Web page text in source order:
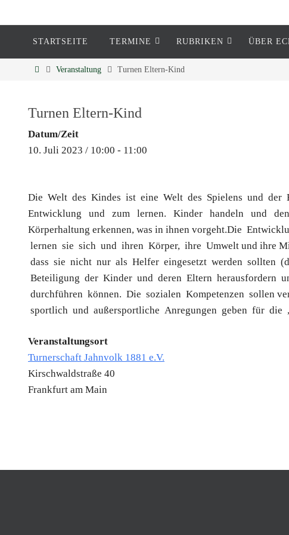
Eckenheim
STARTSEITE TERMINE RUBRIKEN ÜBER
Veranstaltung Turnen Eltern-Kind
Turnen Eltern-Kind
Datum/Zeit
10. Juli 2023 / 10:00 - 11:00
Die Welt des Kindes ist eine Welt des Spielens und der
Entwicklung und zum lernen. Kinder handeln und
Körperhaltung erkennen, was in ihnen vorgeht.Die
lernen sie sich und ihren Körper, ihre Umwelt und ihre
dass sie nicht nur als Helfer eingesetzt werden sollten
Beteiligung der Kinder und deren Eltern herausfordern
durchführen können. Die sozialen Kompetenzen
sportlich und außersportliche Anregungen geben für die
Veranstaltungsort
Turnerschaft Jahnvolk 1881 e.V.
Kirschwaldstraße 40
Frankfurt am Main